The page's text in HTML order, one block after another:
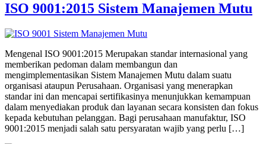
ISO 9001:2015 Sistem Manajemen Mutu
Mengenal ISO 9001:2015 Merupakan standar internasional yang
memberikan pedoman dalam membangun dan
mengimplementasikan Sistem Manajemen Mutu dalam suatu
organisasi ataupun Perusahaan. Organisasi yang menerapkan
standar ini dan mencapai sertifikasinya menunjukkan kemampuan
dalam menyediakan produk dan layanan secara konsisten dan fokus
kepada kebutuhan pelanggan. Bagi perusahaan manufaktur, ISO
9001:2015 menjadi salah satu persyaratan wajib yang perlu […]